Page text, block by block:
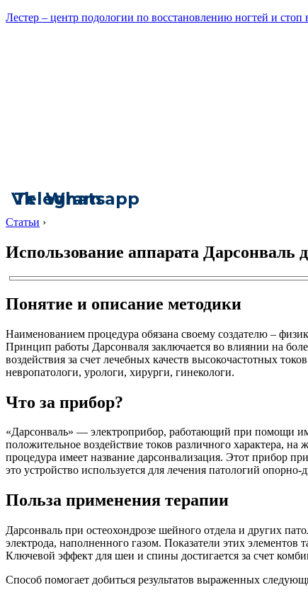
Лестер – центр подологии по восстановлению ногтей и
Vk
Telegram
Whatsapp
Статьи ›
Использование аппарата Дарсонваль
Понятие и описание методики
Наименованием процедура обязана своему создателю –
Принцип работы Дарсонваля заключается во влиянии на
воздействия за счет лечебных качеств высокочастотных
невропатологи, урологи, хирурги, гинекологи.
Что за прибор?
«Дарсонваль» — электроприбор, работающий при помощи
положительное воздействие токов различного характера,
процедура имеет название дарсонвализация. Этот прибор
это устройство используется для лечения патологий опорно-
Польза применения терапии
Дарсонваль при остеохондрозе шейного отдела и других
электрода, наполненного газом. Показатели этих
Ключевой эффект для шеи и спины достигается за счет
Способ помогает добиться результатов выраженных